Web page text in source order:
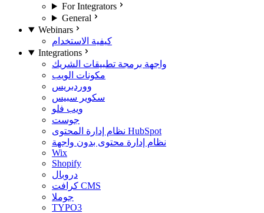
For Integrators
General
Webinars
كيفية الاستخدام
Integrations
واجهة برمجة تطبيقات الشريك
مكونات الويب
ووردبريس
سكوير سبيس
ويب فلو
جوست
نظام إدارة المحتوى HubSpot
نظام إدارة محتوى بدون واجهة
Wix
Shopify
دروبال
كرافت CMS
جوملا
TYPO3